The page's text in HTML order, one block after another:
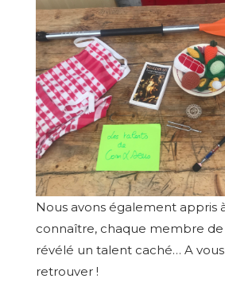
Nous avons également appris
connaître, chaque membre de
révélé un talent caché… A
retrouver !